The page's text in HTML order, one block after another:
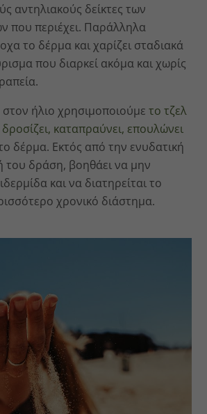
αντηλιακούς δείκτες των
που περιέχει. Παράλληλα
το δέρμα και χαρίζει σταδιακά
που διαρκεί ακόμα και χωρίς
ήλιο χρησιμοποιούμετο τζελ
καταπραύνει, επουλώνει
δέρμα. Εκτός από την ενυδατική
του δράση, βοηθάει να μην
και να διατηρείται το
χρονικό διάστημα.